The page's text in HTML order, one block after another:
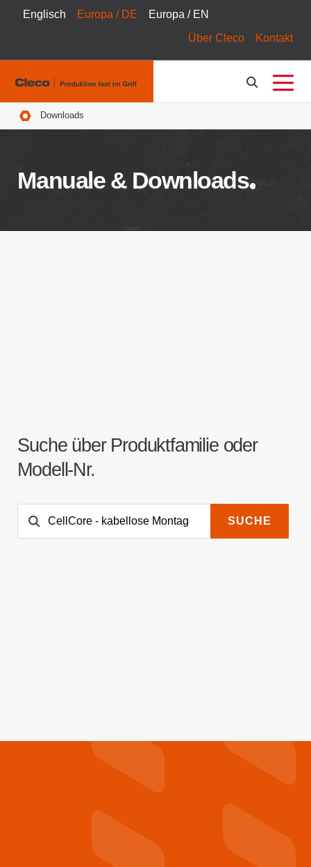
Englisch Europa / DE
Europa / EN
Über Cleco
Kontakt
Pfadnavigation
Downloads
Manuale & Downloads
Suche über Produktfamilie oder
Modell-Nr.
SUCHE